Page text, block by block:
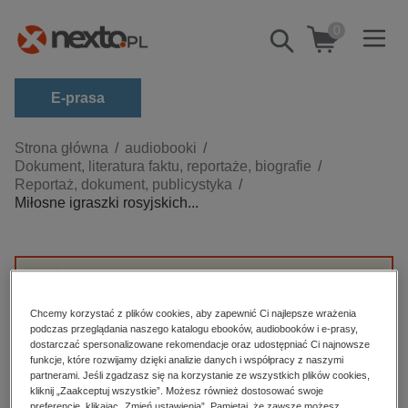
Pokaż/schowaj
wyszukiwarkę
0
E-prasa
Kategorie
Zobacz wszystkie E-prasa
darmowe wydania
edukacja
hobby, sport, rozrywka
komputery, internet, technologie, informatyka
Strona główna
audiobooki
Dokument, literatura faktu, reportaże, biografie
Reportaż, dokument, publicystyka
Miłosne igraszki rosyjskich...
rosyjskich caryc” nie jest dostępny.
High-contrast mode
Chcemy korzystać z plików cookies, aby zapewnić Ci najlepsze wrażenia
podczas przeglądania naszego katalogu ebooków, audiobooków i e-prasy,
dostarczać spersonalizowane rekomendacje oraz udostępniać Ci najnowsze
funkcje, które rozwijamy dzięki analizie danych i współpracy z naszymi
partnerami. Jeśli zgadzasz się na korzystanie ze wszystkich plików cookies,
kliknij „Zaakceptuj wszystkie”. Możesz również dostosować swoje